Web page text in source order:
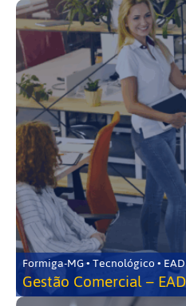
Formiga-MG • Tecnológico • EAD
Gestão Comercial – EAD